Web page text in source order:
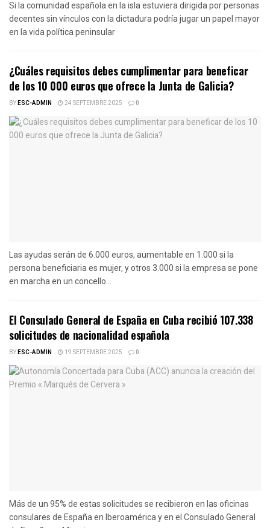
Si la comunidad española en la isla estuviera dirigida por personas
decentes sin vínculos con la dictadura podría jugar un papel mayor
en la vida política peninsular
¿Cuáles requisitos debes cumplimentar para beneficar
de los 10 000 euros que ofrece la Junta de Galicia?
BYESC-ADMIN 24 SEPTEMBRE 2025 0
Las ayudas serán de 6.000 euros, aumentable en 1.000 si la
persona beneficiaria es mujer, y otros 3.000 si la empresa se pone
en marcha en un concello...
El Consulado General de España en Cuba recibió 107.338
solicitudes de nacionalidad española
BYESC-ADMIN 19 SEPTEMBRE 2025 0
Más de un 95% de estas solicitudes se recibieron en las oficinas
consulares de España en Iberoamérica y en el Consulado General